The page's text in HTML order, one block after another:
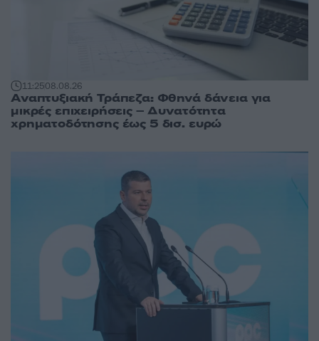
11:2508.08.26
Αναπτυξιακή Τράπεζα: Φθηνά δάνεια για
μικρές επιχειρήσεις – Δυνατότητα
χρηματοδότησης έως 5 δισ. ευρώ